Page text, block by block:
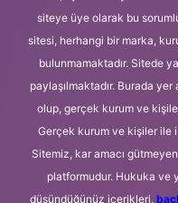
siteye üye olarak bu
sitesi, herhangi bir marka,
bulunmamaktadır. Sitede
paylaşılmaktadır. Burada
olup, gerçek kurum ve
Gerçek kurum ve kişiler ile
Sitemiz, kar amacı
platformudur. Hukuka ve
düşündüğünüz içerikleri,